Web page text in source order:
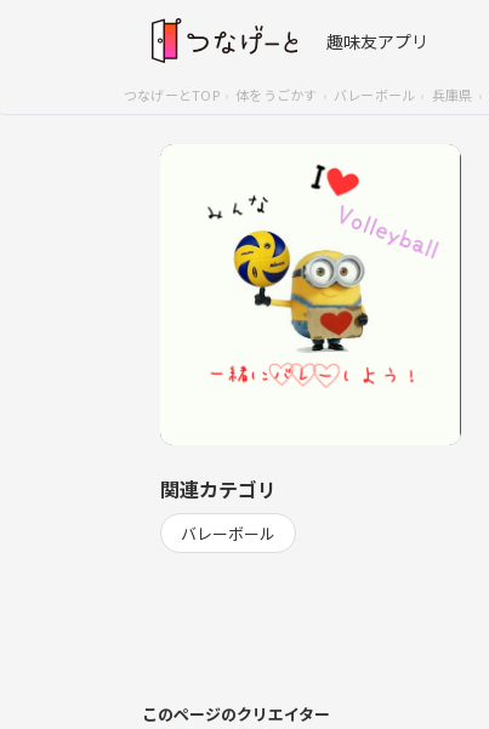
趣味友アプリ
つなげーとTOP 体をうごかす バレーボール 兵庫県
関連カテゴリ
バレーボール
このページのクリエイター